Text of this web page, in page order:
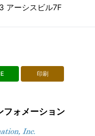
アーシスビル7F
印刷
フォメーション